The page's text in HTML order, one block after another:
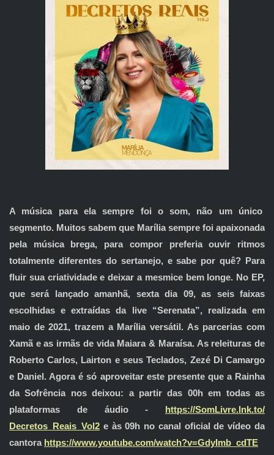
A música para ela sempre foi o som, não um único
segmento. Muitos sabem que Marília sempre foi apaixonada
pela música brega, para compor preferia ouvir ritmos
totalmente diferentes do sertanejo, e sabe por quê? Para
fluir sua criatividade e deixar a mesmice bem longe. No EP,
que será lançado amanhã, sexta dia 09, as seis faixas
escolhidas e extraídas da live “Serenata”, realizada em
maio de 2021, trazem a Marília versátil. As parcerias com
Xamã e as irmãs de vida Maiara & Maraísa. As releituras de
Roberto Carlos, Lairton e seus Teclados, Zezé Di Camargo
e Daniel. Agora é só aproveitar este presente que a Rainha
da Sofrência nos deixou: a partir das 00h em todas as
plataformas de áudio - https://SomLivre.lnk.to/
Decretos_Reais_Vol2e às 09h no canal oficial de vídeo da
cantora https://www.youtube.com/watch?v=GdyImb_cdTE